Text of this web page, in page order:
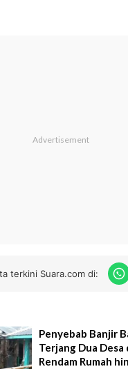
terkini Suara.com di:
Penyebab Banjir
Terjang Dua Desa
Rendam Rumah